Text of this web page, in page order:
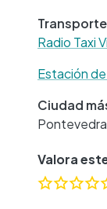
Radio Taxi
Estación
Ciudad
Pontevedra
Valora